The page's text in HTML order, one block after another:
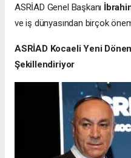
ASRİAD Genel Başkanı
ve iş dünyasından birçok
ASRİAD Kocaeli Yeni
Şekillendiriyor